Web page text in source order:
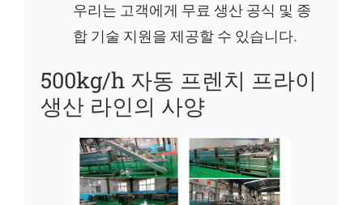
우리는 고객에게 무료 생산 공식 및 종
합 기술 지원을 제공할 수 있습니다.
500kg/h 자동 프렌치 프라이
생산 라인의 사양